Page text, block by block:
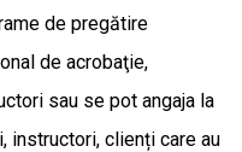
de pregătire
de acrobaţie,
sau se pot angaja la
instructori, clienți care au